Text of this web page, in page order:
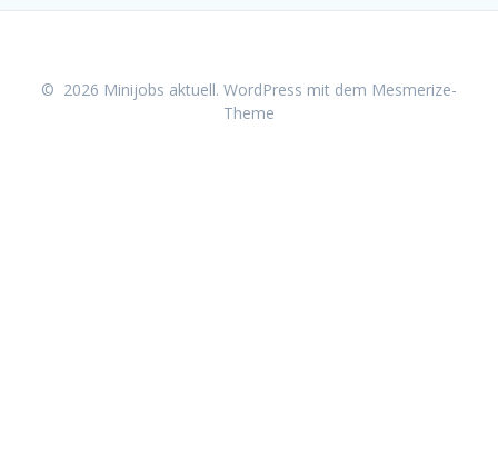
© 2026 Minijobs aktuell. WordPress mit dem Mesmerize-
Theme